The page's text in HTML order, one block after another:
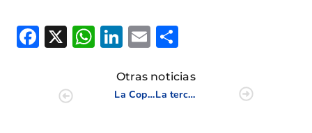
Facebook
X WhatsApp
LinkedIn
Email
Otras noticias
La Copa SM La Reina y SM El Rey se queda sin jugadores de la Comunidad
La tercera jornada de la Copa Juvenil de la CV tuvo lugar en La Marquesa Golf